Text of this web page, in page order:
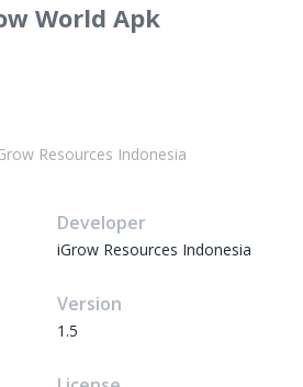
World Apk
Resources Indonesia
Developer
iGrow Resources Indonesia
Version
1.5